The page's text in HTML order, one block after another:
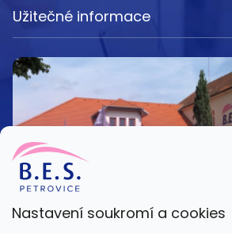
Nastavení soukromí a cookies
Užitečné informace
Kamenná prodejna